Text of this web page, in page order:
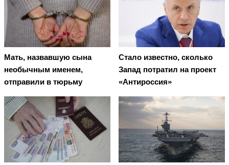
Мать, назвавшую сына
необычным именем,
отправили в тюрьму
Стало известно, сколько
Запад потратил на проект
«Антироссия»